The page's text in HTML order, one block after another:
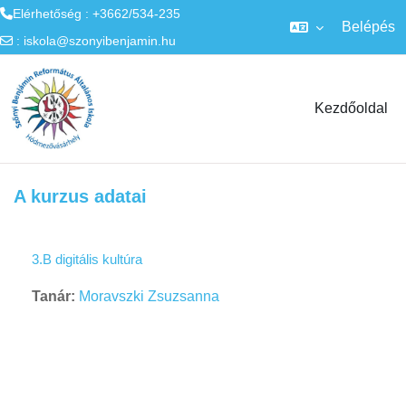
Elérhetőség : +3662/534-235
: iskola@szonyibenjamin.hu
Belépés
Kezdőoldal
A kurzus adatai
3.B digitális kultúra
Tanár: Moravszki Zsuzsanna